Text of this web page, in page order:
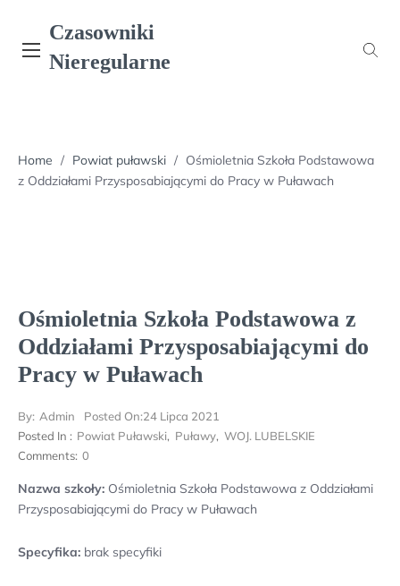
content
Czasowniki
Nieregularne
Home / Powiat puławski / Ośmioletnia Szkoła Podstawowa
z Oddziałami Przysposabiającymi do Pracy w Puławach
Ośmioletnia Szkoła Podstawowa z
Oddziałami Przysposabiającymi do
Pracy w Puławach
By: Admin Posted On:24 Lipca 2021
Posted In : Powiat Puławski, Puławy, WOJ. LUBELSKIE
Comments: 0
Nazwa szkoły: Ośmioletnia Szkoła Podstawowa z Oddziałami
Przysposabiającymi do Pracy w Puławach
Specyfika: brak specyfiki